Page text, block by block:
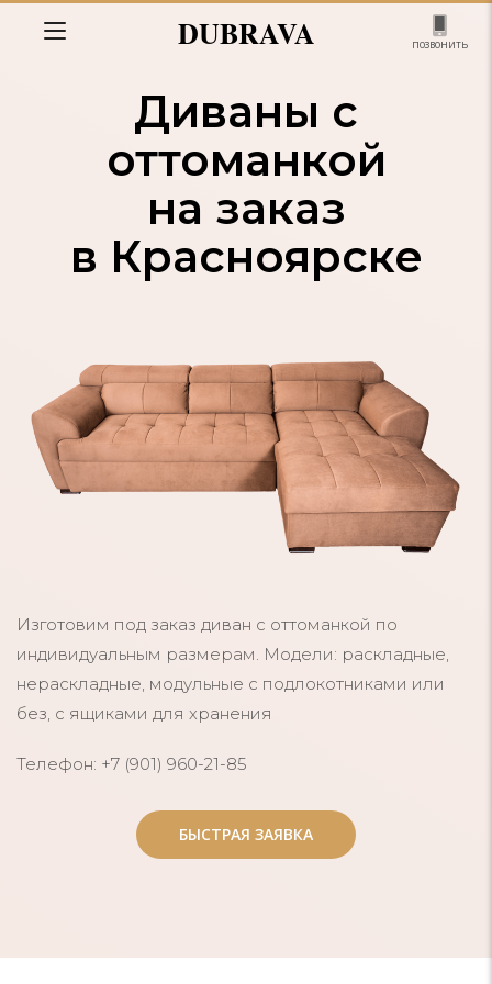
DUBRAVA позвонить
Диваны с
оттоманкой
на заказ
в Красноярске
Изготовим под заказ диван с оттоманкой по
индивидуальным размерам. Модели: раскладные,
нераскладные, модульные с подлокотниками или
без, с ящиками для хранения
Телефон: +7 (901) 960-21-85
БЫСТРАЯ ЗАЯВКА
БЫСТРАЯ ЗАЯВКА